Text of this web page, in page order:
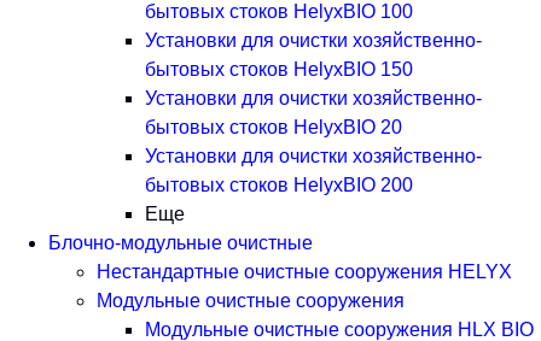
бытовых стоков HelyxBIO 100
Установки для очистки хозяйственно-
бытовых стоков HelyxBIO 150
Установки для очистки хозяйственно-
бытовых стоков HelyxBIO 20
Установки для очистки хозяйственно-
бытовых стоков HelyxBIO 200
Еще
Блочно-модульные очистные
Нестандартные очистные сооружения HELYX
Модульные очистные сооружения
Модульные очистные сооружения HLX BIO